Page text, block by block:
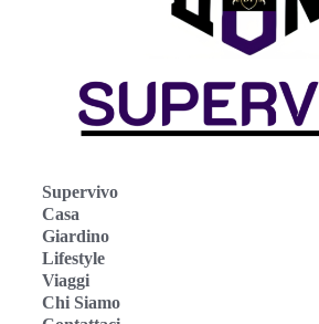
Supervivo
Casa
Giardino
Lifestyle
Viaggi
Chi Siamo